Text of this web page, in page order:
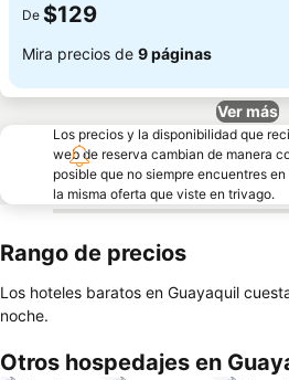
De $129
Mira precios de 9 páginas
Ver más
Los precios y la disponibilidad que
web de reserva cambian de manera
posible que no siempre encuentres
la misma oferta que viste en trivago.
Rango de precios
Los hoteles baratos en Guayaquil
noche.
Otros hospedajes en